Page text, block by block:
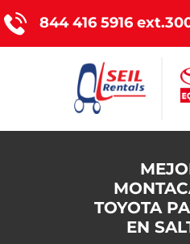
844 416 5916
Catálogo de productos
TOYOTA
EN